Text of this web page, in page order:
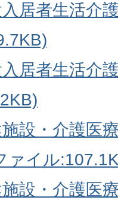
居者生活介
居者生活介
設・介護医
ァイル
設・介護医